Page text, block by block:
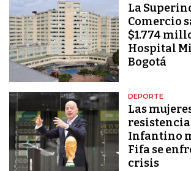
La
Comercio
$1.774
Hospital
Bogotá
DEPORTE
Las
Infantino
Fifa se
crisis